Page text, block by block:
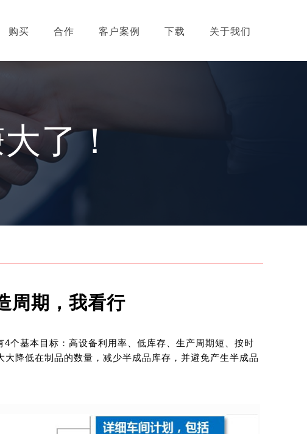
购买 合作 客户案例 下载 关于我们
了！
周期，我看行
个基本目标：高设备利用率、低库存、生产周期短、按时
降低在制品的数量，减少半成品库存，并避免产生半成品